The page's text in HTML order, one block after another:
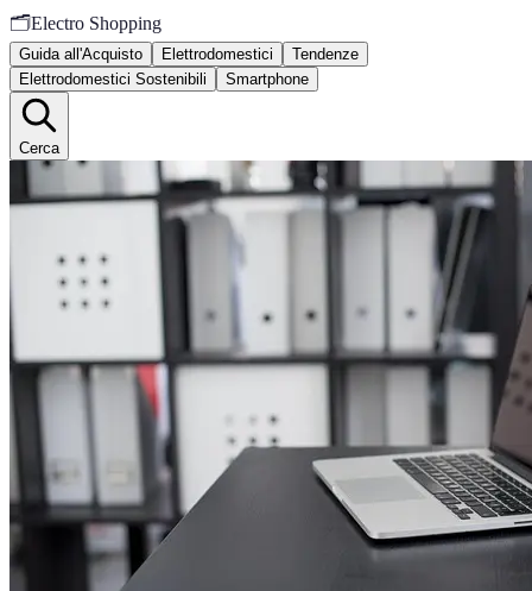
🗂️Electro Shopping
Guida all'Acquisto Elettrodomestici
Tendenze
Elettrodomestici Sostenibili
Smartphone
Cerca